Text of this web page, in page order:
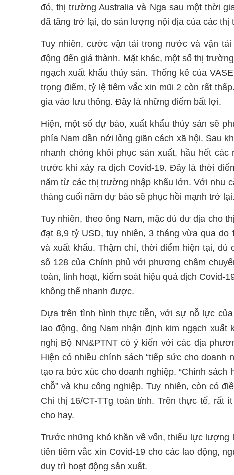
đó, thị trường Australia và Nga sau một thời
đã tăng trở lại, do sản lượng nội địa của các
Tuy nhiên, cước vận tải trong nước và vận
động đến giá thành. Mặt khác, một số thị
ngạch xuất khẩu thủy sản. Thống kê của
trọng điểm, tỷ lệ tiêm vắc xin mũi 2 còn rất
gia vào lưu thông. Đây là những điểm bất lợi.
Hiện, một số dự báo, xuất khẩu thủy sản sẽ
phía Nam dần nới lỏng giãn cách xã hội. Sau
nhanh chóng khôi phục sản xuất, hầu hết
trước khi xảy ra dịch Covid-19. Đây là thời
năm từ các thị trường nhập khẩu lớn. Với nhu
tháng cuối năm dự báo sẽ phục hồi mạnh trở lại.
Tuy nhiên, theo ông Nam, mặc dù dư địa cho
đạt 8,9 tỷ USD, tuy nhiên, 3 tháng vừa qua
và xuất khẩu. Thậm chí, thời điểm hiện tại,
số 128 của Chính phủ với phương châm
toàn, linh hoạt, kiểm soát hiệu quả dịch Covid-
không thể nhanh được.
Dựa trên tình hình thực tiễn, với sự nỗ lực
lao động, ông Nam nhận định kim ngạch
nghị Bộ NN&PTNT có ý kiến với các địa
Hiện có nhiều chính sách “tiếp sức cho doanh
tạo ra bức xúc cho doanh nghiệp. “Chính
chỗ” và khu công nghiệp. Tuy nhiên, còn có
Chỉ thị 16/CT-TTg toàn tỉnh. Trên thực tế, rất
cho hay.
Trước những khó khăn về vốn, thiếu lực
tiên tiêm vắc xin Covid-19 cho các lao động,
duy trì hoạt động sản xuất.